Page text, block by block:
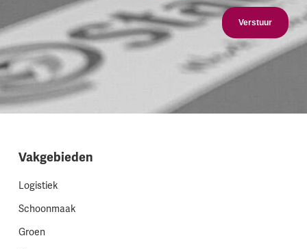
Verstuur
Vakgebieden
Logistiek
Schoonmaak
Groen